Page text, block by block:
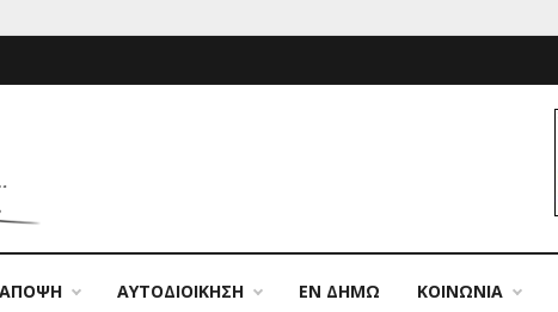
ΑΠΟΨΗ ΑΥΤΟΔΙΟΙΚΗΣΗ ΕΝ ΔΗΜΩ ΚΟΙΝΩΝΙΑ